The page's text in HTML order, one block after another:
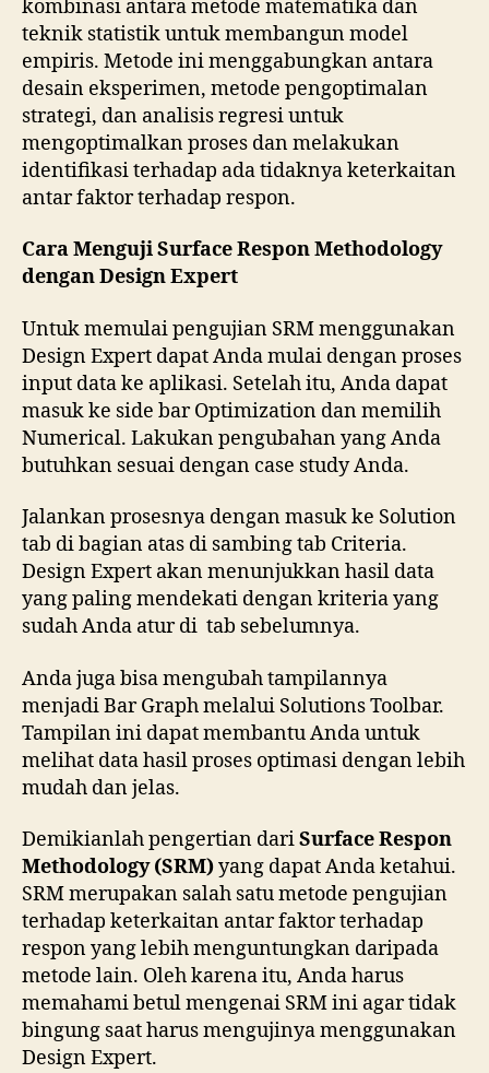
kombinasi antara metode matematika dan
teknik statistik untuk membangun model
empiris. Metode ini menggabungkan antara
desain eksperimen, metode pengoptimalan
strategi, dan analisis regresi untuk
mengoptimalkan proses dan melakukan
identifikasi terhadap ada tidaknya keterkaitan
antar faktor terhadap respon.
Cara Menguji Surface Respon Methodology
dengan Design Expert
Untuk memulai pengujian SRM menggunakan
Design Expert dapat Anda mulai dengan proses
input data ke aplikasi. Setelah itu, Anda dapat
masuk ke side bar Optimization dan memilih
Numerical. Lakukan pengubahan yang Anda
butuhkan sesuai dengan case study Anda.
Jalankan prosesnya dengan masuk ke Solution
tab di bagian atas di sambing tab Criteria.
Design Expert akan menunjukkan hasil data
yang paling mendekati dengan kriteria yang
sudah Anda atur di tab sebelumnya.
Anda juga bisa mengubah tampilannya
menjadi Bar Graph melalui Solutions Toolbar.
Tampilan ini dapat membantu Anda untuk
melihat data hasil proses optimasi dengan lebih
mudah dan jelas.
Demikianlah pengertian dariSurface Respon
Methodology (SRM)yang dapat Anda ketahui.
SRM merupakan salah satu metode pengujian
terhadap keterkaitan antar faktor terhadap
respon yang lebih menguntungkan daripada
metode lain. Oleh karena itu, Anda harus
memahami betul mengenai SRM ini agar tidak
bingung saat harus mengujinya menggunakan
Design Expert.